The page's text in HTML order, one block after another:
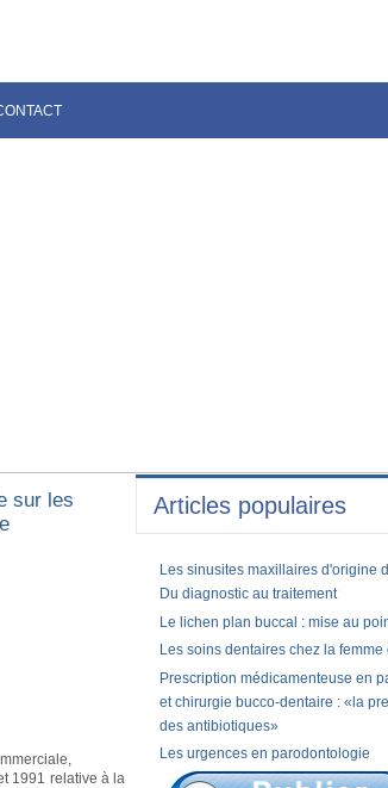
sur les
1991 relative à la
Articles populaires
Les sinusites maxillaires d'origine
Du diagnostic au traitement
Le lichen plan buccal : mise au
Les soins dentaires chez la femme
Prescription médicamenteuse en
et chirurgie bucco-dentaire : «la
des antibiotiques»
Les urgences en parodontologie